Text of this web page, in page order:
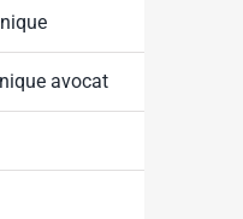
avocat